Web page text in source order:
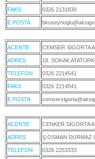
FAKS 0326 2131830
E POSTA
ACENTE CEMSER SİGORTA
ADRES 18. SOKAK
TELEFON 0326 2214541
FAKS 0326 2214541
E POSTA
ACENTE CENKER SİGORTA
ADRES Ş.OSMAN DURMAZ
TELEFON 0326 2253333